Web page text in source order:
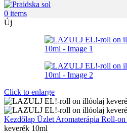
0 items
Új
Click to enlarge
Kezdőlap Üzlet Aromaterápia Roll-on
keverék 10ml